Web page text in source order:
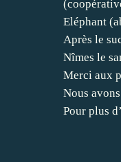
Eléphant
Après le
Nîmes le
Merci aux
Nous
Pour plus